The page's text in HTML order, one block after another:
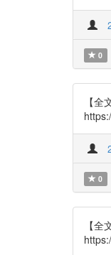
0
【
0
【